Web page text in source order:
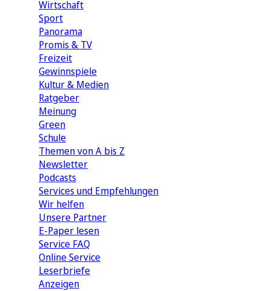
Wirtschaft
Sport
Panorama
Promis & TV
Freizeit
Gewinnspiele
Kultur & Medien
Ratgeber
Meinung
Green
Schule
Themen von A bis Z
Newsletter
Podcasts
Services und Empfehlungen
Wir helfen
Unsere Partner
E-Paper lesen
Service FAQ
Online Service
Leserbriefe
Anzeigen